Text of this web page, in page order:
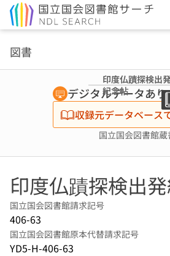
図書
印度仏蹟探検出
紀念帖
デジタルデータあり
収録元データベース
国立国会図書館蔵
印度仏蹟探検出
国立国会図書館請求記号
406-63
国立国会図書館原本代替請求記号
YD5-H-406-63